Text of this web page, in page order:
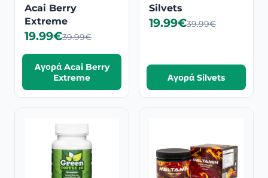
Acai Berry
Extreme
19.99€39.99€
Αγορά Acai Berry
Extreme
Silvets
19.99€39.99€
Αγορά Silvets